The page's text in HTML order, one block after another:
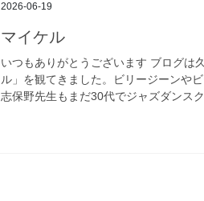
2026-06-19
マイケル
いつもありがとうございます ブログは
ル」を観てきました。ビリージーンや
志保野先生もまだ30代でジャズダンス